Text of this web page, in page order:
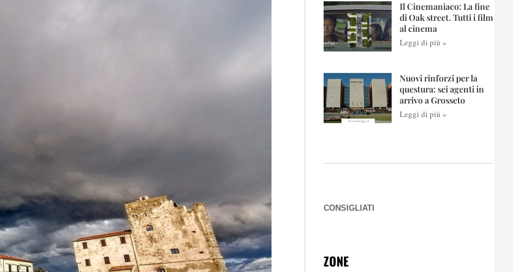
Il Cinemaniaco: La fine
di Oak street. Tutti i film
al cinema
Leggi di più »
Nuovi rinforzi per la
questura: sei agenti in
arrivo a Grosseto
Leggi di più »
CONSIGLIATI
ZONE